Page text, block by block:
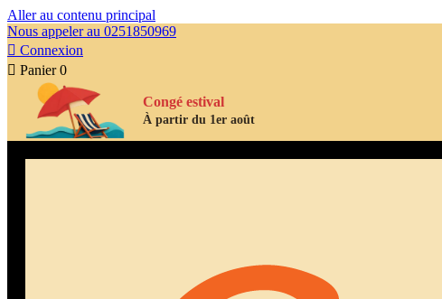
Aller au contenu principal
Nous appeler au 0251850969
 Connexion
 Panier 0
Congé estival
À partir du 1er août